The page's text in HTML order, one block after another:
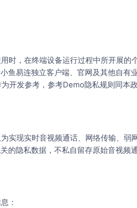
时，在终端设备运行过程中所开展的
鱼易连独立客户端、官网及其他自有
发参考，参考Demo隐私规则同本政
实现实时音视频通话、网络传输、弱
的隐私数据，不私自留存原始音视频通
：